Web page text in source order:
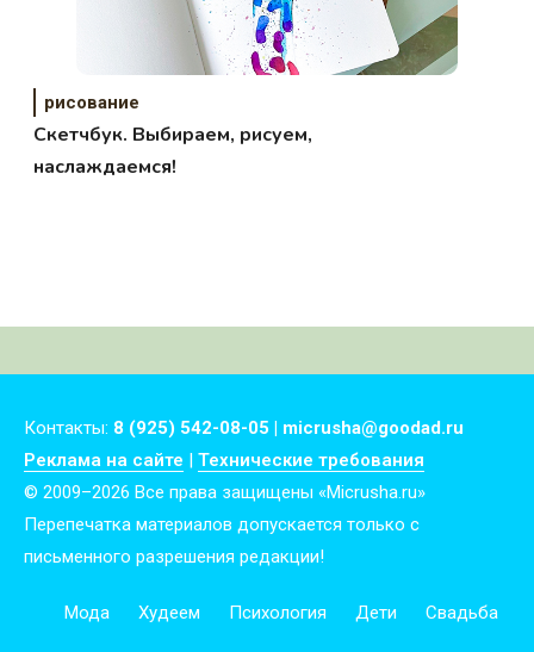
рисование
Скетчбук. Выбираем, рисуем,
наслаждаемся!
Контакты: 8 (925) 542-08-05 | micrusha@goodad.ru
Реклама на сайте | Технические требования
© 2009–2026 Все права защищены «Micrusha.ru»
Перепечатка материалов допускается только с
письменного разрешения редакции!
Мода Худеем Психология Дети Свадьба